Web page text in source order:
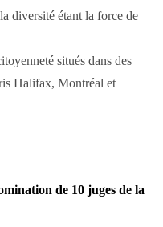
diversité étant la force de
situés dans des
Halifax, Montréal et
de 10 juges de la